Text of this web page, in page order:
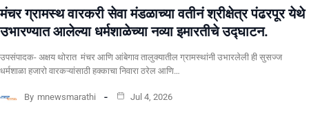
मंचर ग्रामस्थ वारकरी सेवा मंडळाच्या वतीनं श्रीक्षेत्र पंढरपूर येथे
उभारण्यात आलेल्या धर्मशाळेच्या नव्या इमारतीचे उद्घाटन.
उपसंपादक- अक्षय थोरात मंचर आणि आंबेगाव तालुक्यातील ग्रामस्थांनी उभारलेली ही सुसज्ज
धर्मशाळा हजारो वारकऱ्यांसाठी हक्काचा निवारा ठरेल आणि…
By mnewsmarathi Jul 4, 2026